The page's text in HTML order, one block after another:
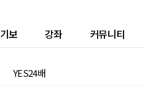
기보 강좌 커뮤니티
YES24배